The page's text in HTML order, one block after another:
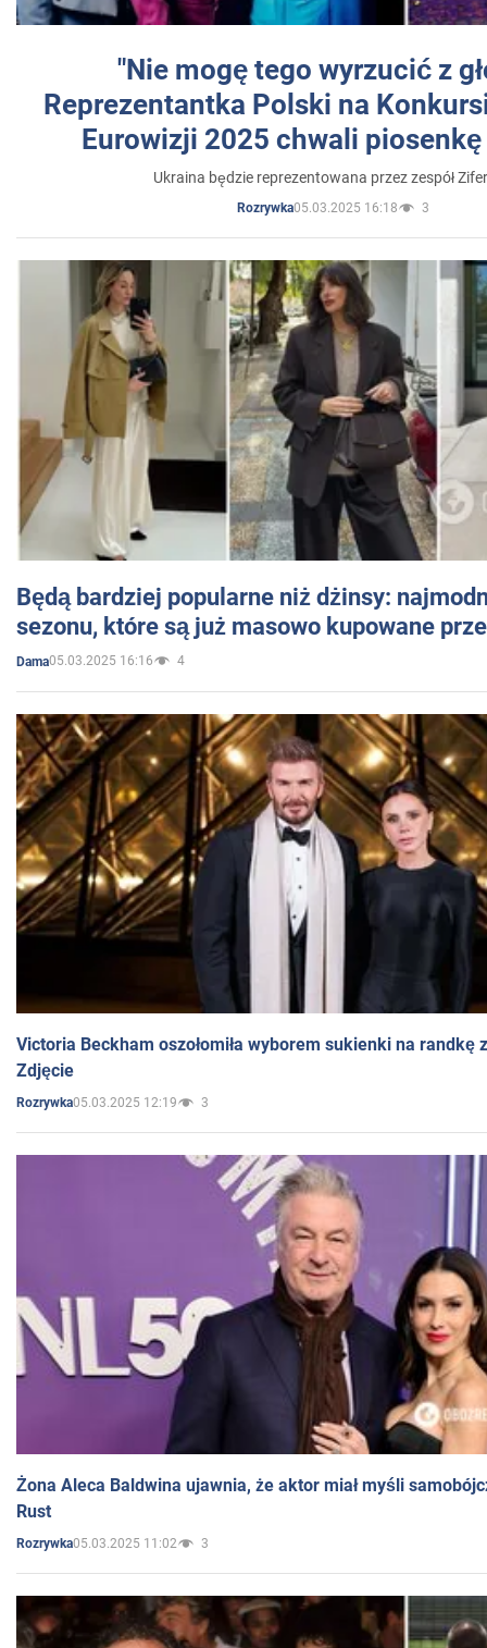
"Nie mogę tego wyrzucić z
Reprezentantka Polski na
Eurowizji 2025 chwali
Ukraina będzie reprezentowana przez zespół
Rozrywka05.03.2025 16:18 3
Będą bardziej popularne niż dżinsy:
sezonu, które są już masowo kupowane
Dama05.03.2025 16:16 4
Victoria Beckham oszołomiła wyborem sukienki na randkę
Zdjęcie
Rozrywka05.03.2025 12:19 3
Żona Aleca Baldwina ujawnia, że aktor miał myśli
Rust
Rozrywka05.03.2025 11:02 3